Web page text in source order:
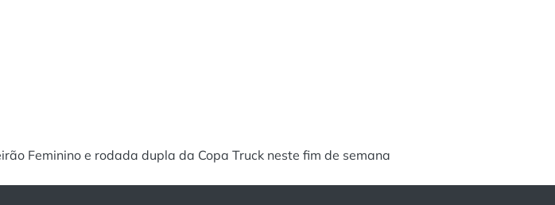
Feminino e rodada dupla da Copa Truck neste fim de semana